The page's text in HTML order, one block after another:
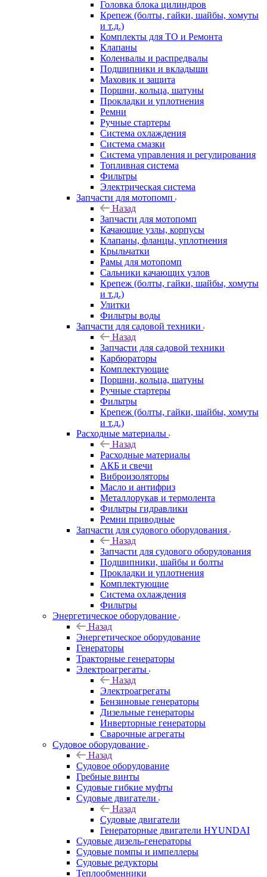
Головка блока цилиндров
Крепеж (болты, гайки, шайбы, хомуты
и т.д.)
Комплекты для ТО и Ремонта
Клапаны
Коленвалы и распредвалы
Подшипники и вкладыши
Маховик и защита
Поршни, кольца, шатуны
Прокладки и уплотнения
Ремни
Ручные стартеры
Система охлаждения
Система смазки
Система управления и регулирования
Топливная система
Фильтры
Электрическая система
Запчасти для мотопомп
Назад
Запчасти для мотопомп
Качающие узлы, корпусы
Клапаны, фланцы, уплотнения
Крыльчатки
Рамы для мотопомп
Сальники качающих узлов
Крепеж (болты, гайки, шайбы, хомуты
и т.д.)
Улитки
Фильтры воды
Запчасти для садовой техники
Назад
Запчасти для садовой техники
Карбюраторы
Комплектующие
Поршни, кольца, шатуны
Ручные стартеры
Фильтры
Крепеж (болты, гайки, шайбы, хомуты
и т.д.)
Расходные материалы
Назад
Расходные материалы
АКБ и свечи
Виброизоляторы
Масло и антифриз
Металлорукав и термолента
Фильтры гидравлики
Ремни приводные
Запчасти для судового оборудования
Назад
Запчасти для судового оборудования
Подшипники, шайбы и болты
Прокладки и уплотнения
Комплектующие
Система охлаждения
Фильтры
Энергетическое оборудование
Назад
Энергетическое оборудование
Генераторы
Тракторные генераторы
Электроагрегаты
Назад
Электроагрегаты
Бензиновые генераторы
Дизельные генераторы
Инверторные генераторы
Сварочные агрегаты
Судовое оборудование
Назад
Судовое оборудование
Гребные винты
Судовые гибкие муфты
Судовые двигатели
Назад
Судовые двигатели
Генераторные двигатели HYUNDAI
Судовые дизель-генераторы
Судовые помпы и импеллеры
Судовые редукторы
Теплообменники